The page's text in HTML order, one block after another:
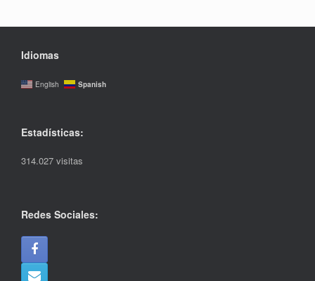
Idiomas
English Spanish
Estadísticas:
314.027 visitas
Redes Sociales: